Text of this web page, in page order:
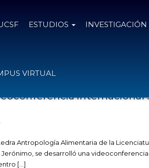
ESTUDIOS INVESTIGACIÓN
VIRTUAL
internacional
Antropología Alimentaria de la
Jerónimo, se desarrolló una
[…]